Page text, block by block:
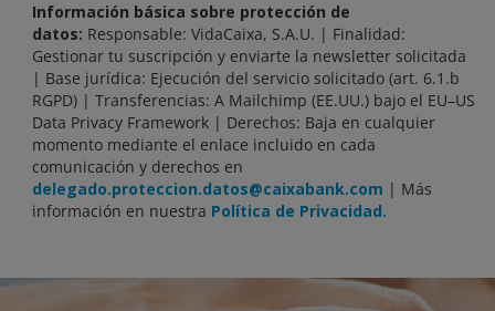
Información básica sobre protección de
datos: Responsable: VidaCaixa, S.A.U. | Finalidad:
Gestionar tu suscripción y enviarte la newsletter solicitada
| Base jurídica: Ejecución del servicio solicitado (art. 6.1.b
RGPD) | Transferencias: A Mailchimp (EE.UU.) bajo el EU–US
Data Privacy Framework | Derechos: Baja en cualquier
momento mediante el enlace incluido en cada
comunicación y derechos en
delegado.proteccion.datos@caixabank.com | Más
información en nuestra Política de Privacidad.